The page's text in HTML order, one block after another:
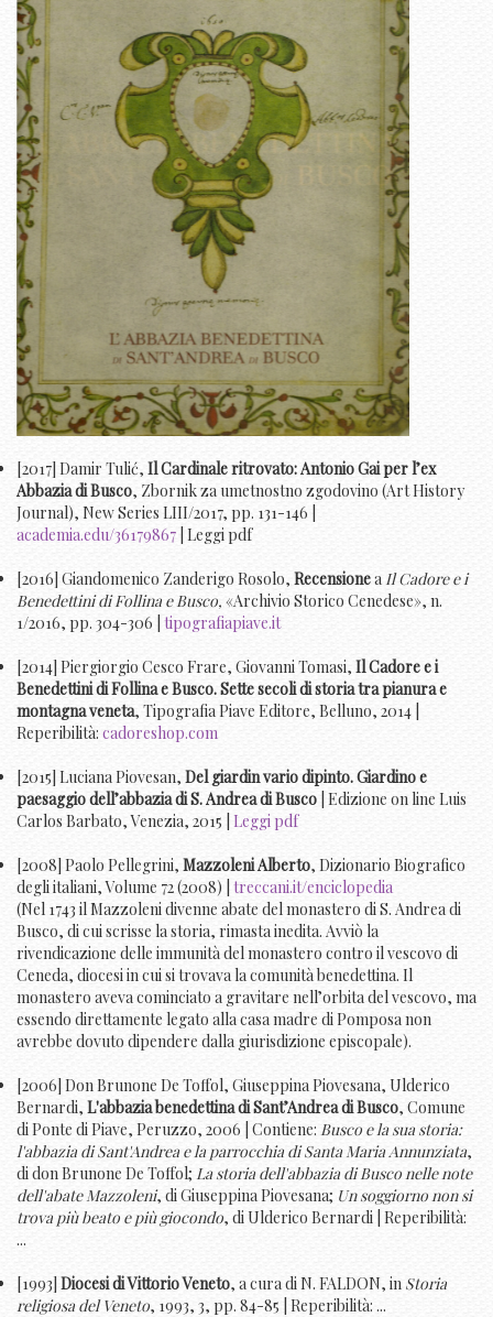
[2017] Damir Tulić, Il Cardinale ritrovato: Antonio Gai per l’ex
Abbazia di Busco, Zbornik za umetnostno zgodovino (Art History
Journal), New Series LIII/2017, pp. 131-146 |
academia.edu/36179867 | Leggi pdf
[2016] Giandomenico Zanderigo Rosolo, Recensionea Il Cadore e i
Benedettini di Follina e Busco, «Archivio Storico Cenedese», n.
1/2016, pp. 304-306 | tipografiapiave.it
[2014] Piergiorgio Cesco Frare, Giovanni Tomasi, Il Cadore e i
Benedettini di Follina e Busco. Sette secoli di storia tra pianura e
montagna veneta, Tipografia Piave Editore, Belluno, 2014 |
Reperibilità: cadoreshop.com
[2015] Luciana Piovesan, Del giardin vario dipinto. Giardino e
paesaggio dell’abbazia di S. Andrea di Busco | Edizione on line Luis
Carlos Barbato, Venezia, 2015 | Leggi pdf
[2008] Paolo Pellegrini, Mazzoleni Alberto, Dizionario Biografico
degli italiani, Volume 72 (2008) | treccani.it/enciclopedia
(Nel 1743 il Mazzoleni divenne abate del monastero di S. Andrea di
Busco, di cui scrisse la storia, rimasta inedita. Avviò la
rivendicazione delle immunità del monastero contro il vescovo di
Ceneda, diocesi in cui si trovava la comunità benedettina. Il
monastero aveva cominciato a gravitare nell’orbita del vescovo, ma
essendo direttamente legato alla casa madre di Pomposa non
avrebbe dovuto dipendere dalla giurisdizione episcopale).
[2006] Don Brunone De Toffol, Giuseppina Piovesana, Ulderico
Bernardi, L'abbazia benedettina di Sant’Andrea di Busco, Comune
di Ponte di Piave, Peruzzo, 2006 | Contiene: Busco e la sua storia:
l'abbazia di Sant'Andrea e la parrocchia di Santa Maria Annunziata,
di don Brunone De Toffol; La storia dell'abbazia di Busco nelle note
dell'abate Mazzoleni, di Giuseppina Piovesana; Un soggiorno non si
trova più beato e più giocondo, di Ulderico Bernardi | Reperibilità:
...
[1993] Diocesi di Vittorio Veneto, a cura di N. FALDON, in Storia
religiosa del Veneto, 1993, 3, pp. 84-85 | Reperibilità: ...